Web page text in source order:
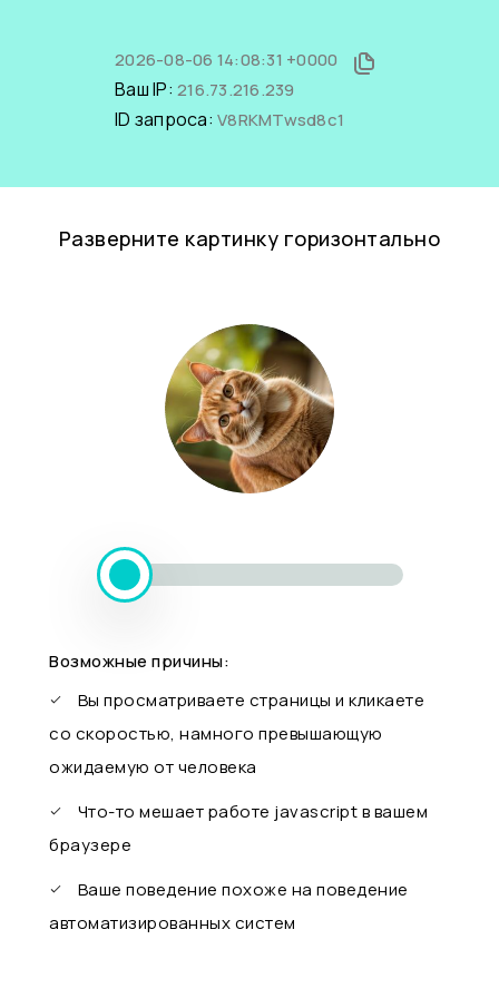
2026-08-06 14:08:31 +0000
Ваш IP: 216.73.216.239
ID запроса: V8RKMTwsd8c1
Разверните картинку горизонтально
Возможные причины:
Вы просматриваете страницы и кликаете
со скоростью, намного превышающую
ожидаемую от человека
Что-то мешает работе javascript в вашем
браузере
Ваше поведение похоже на поведение
автоматизированных систем